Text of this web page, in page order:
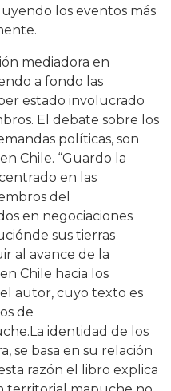
los eventos más
mediadora en
a fondo las
estado involucrado
El debate sobre los
políticas, son
Chile. “Guardo la
en las
del
en negociaciones
sus tierras
al avance de la
Chile hacia los
autor, cuyo texto es
de
identidad de los
se basa en su relación
razón el libro explica